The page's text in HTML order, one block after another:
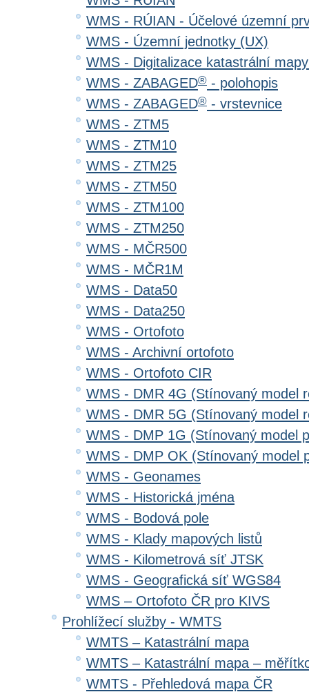
WMS - RÚIAN - Účelové územní
WMS - Územní jednotky (UX)
WMS - Digitalizace katastrální
WMS - ZABAGED® - polohopis
WMS - ZABAGED® - vrstevnice
WMS - ZTM5
WMS - ZTM10
WMS - ZTM25
WMS - ZTM50
WMS - ZTM100
WMS - ZTM250
WMS - MČR500
WMS - MČR1M
WMS - Data50
WMS - Data250
WMS - Ortofoto
WMS - Archivní ortofoto
WMS - Ortofoto CIR
WMS - DMR 4G (Stínovaný model
WMS - DMR 5G (Stínovaný model
WMS - DMP 1G (Stínovaný model
WMS - DMP OK (Stínovaný model
WMS - Geonames
WMS - Historická jména
WMS - Bodová pole
WMS - Klady mapových listů
WMS - Kilometrová síť JTSK
WMS - Geografická síť WGS84
WMS – Ortofoto ČR pro KIVS
Prohlížecí služby - WMTS
WMTS – Katastrální mapa
WMTS – Katastrální mapa –
WMTS - Přehledová mapa ČR